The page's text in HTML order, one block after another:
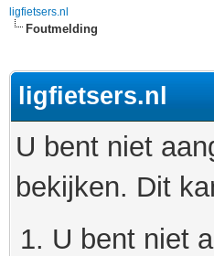
ligfietsers.nl
Foutmelding
ligfietsers.nl
U bent niet
bekijken. Dit
U bent niet